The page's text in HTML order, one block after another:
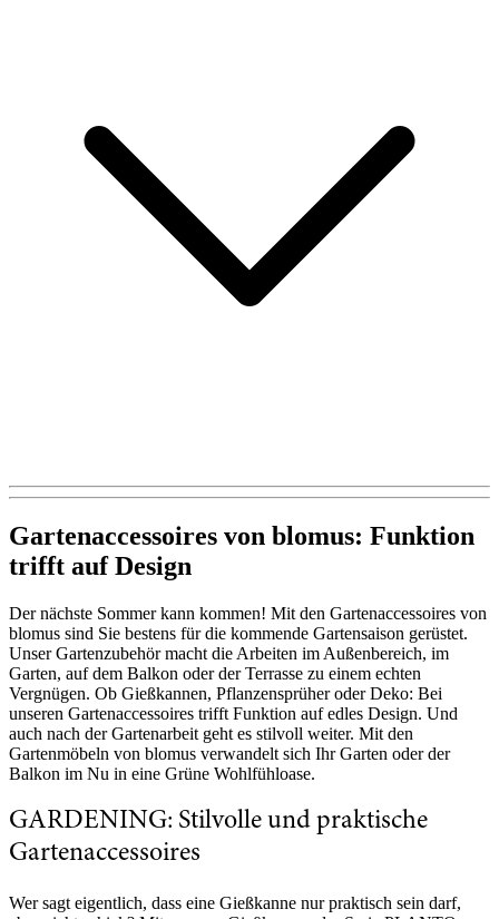
Gartenaccessoires von blomus: Funktion
trifft auf Design
Der nächste Sommer kann kommen! Mit den Gartenaccessoires von
blomus sind Sie bestens für die kommende Gartensaison gerüstet.
Unser Gartenzubehör macht die Arbeiten im Außenbereich, im
Garten, auf dem Balkon oder der Terrasse zu einem echten
Vergnügen. Ob Gießkannen, Pflanzensprüher oder Deko: Bei
unseren Gartenaccessoires trifft Funktion auf edles Design. Und
auch nach der Gartenarbeit geht es stilvoll weiter. Mit den
Gartenmöbeln von blomus verwandelt sich Ihr Garten oder der
Balkon im Nu in eine Grüne Wohlfühloase.
GARDENING: Stilvolle und praktische
Gartenaccessoires
Wer sagt eigentlich, dass eine Gießkanne nur praktisch sein darf,